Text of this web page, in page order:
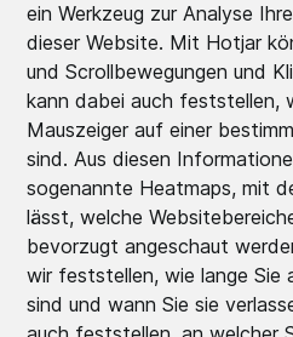
ein Werkzeug zur Analyse
dieser Website. Mit Hotjar
und Scrollbewegungen und
kann dabei auch feststellen,
Mauszeiger auf einer
sind. Aus diesen
sogenannte Heatmaps, mit
lässt, welche
bevorzugt angeschaut
wir feststellen, wie lange Sie
sind und wann Sie sie